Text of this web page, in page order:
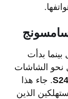
بينما بدأت
نحو الشاشات
. جاء هذا
الذين